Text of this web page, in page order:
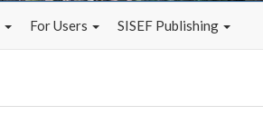
For Users SISEF Publishing